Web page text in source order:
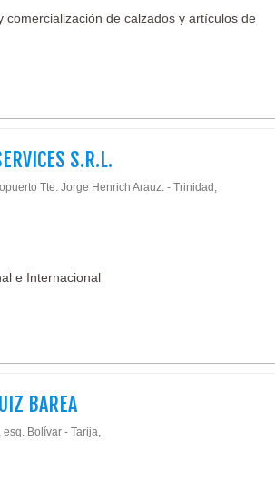
de calzados y artículos de
S.R.L.
Tte. Jorge Henrich Arauz. - Trinidad,
e Internacional
BAREA
Bolívar - Tarija,